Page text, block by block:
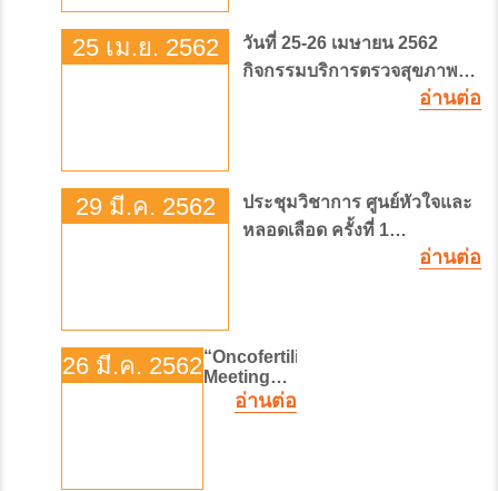
รณ์” ยกระดับการรักษา+พัฒนา
ต่อยอด=พร้อมเป็นที่พึ่งพิง ณ
ลานอีเดน ชั้น 3 ศูนย์การค้า
25 เม.ย. 2562
วันที่ 25-26 เมษายน 2562
กิจกรรมบริการตรวจสุขภาพ
โรคทางตาและผิวกับหน่วย
ชัด...เผยผิวให้กระจ่างใส กับ
คลินิกจักษุ และ คลินิกโรค
ผิวหนังและเลเซอร์ โรงพยาบาล
ภักดี (B) ศูนย์ราชการ
เฉลิมพระเกียรติ ถนนแจ้งวัฒนะ
อ่านต่อ
29 มี.ค. 2562
ประชุมวิชาการ ศูนย์หัวใจและ
หลอดเลือด ครั้งที่ 1
"Implementation of Hybrid
Operating Theatre Model for
อ่านต่อ
26 มี.ค. 2562“Oncofertility
Meeting
2019”อ่านต่อ